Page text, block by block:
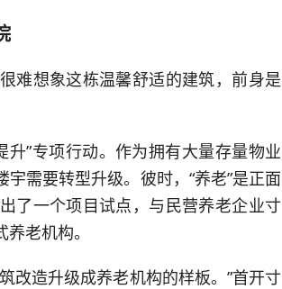
难想象这栋温馨舒适的建筑，前身是
”专项行动。作为拥有大量存量物业
需要转型升级。彼时，“养老”是正面
了一个项目试点，与民营养老企业寸
老机构。
改造升级成养老机构的样板。”首开寸